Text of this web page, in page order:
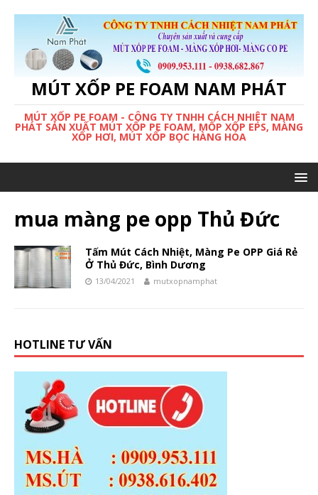
MÚT XỐP PE FOAM NAM PHÁT
MÚT XỐP PE FOAM - CÔNG TY TNHH CÁCH NHIỆT NAM
PHÁT SẢN XUẤT MÚT XỐP PE FOAM, MỐP XỐP EPS, MÀNG
XỐP HƠI, MÚT XỐP BỌC HÀNG HÓA
mua màng pe opp Thủ Đức
Tấm Mút Cách Nhiệt, Màng Pe OPP Giá Rẻ
Ở Thủ Đức, Bình Dương
13/04/2021 mutxopnamphat
HOTLINE TƯ VẤN